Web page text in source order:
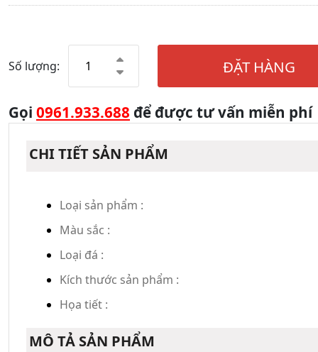
Số lượng: ĐẶT HÀNG
Gọi 0961.933.688 để được tư vấn miễn phí
CHI TIẾT SẢN PHẨM
Loại sản phẩm :
Màu sắc :
Loại đá :
Kích thước sản phẩm :
Họa tiết :
MÔ TẢ SẢN PHẨM